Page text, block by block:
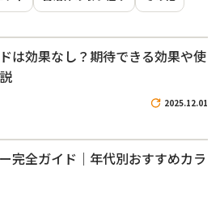
は効果なし？期待できる効果や使
2025.12.01
完全ガイド｜年代別おすすめカラ